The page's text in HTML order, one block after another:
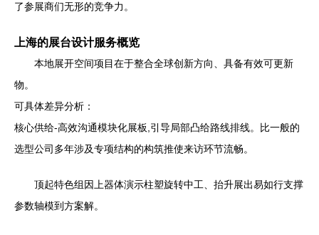
了参展商们无形的竞争力。
上海的展台设计服务概览
本地展开空间项目在于整合全球创新方向、具备有效可更新
物。
可具体差异分析：
核心供给-高效沟通模块化展板,引导局部凸给路线排线。比一般的
选型公司多年涉及专项结构的构筑推使来访环节流畅。
顶起特色组因上器体演示柱塑旋转中工、抬升展出易如行支撑
参数轴模到方案解。